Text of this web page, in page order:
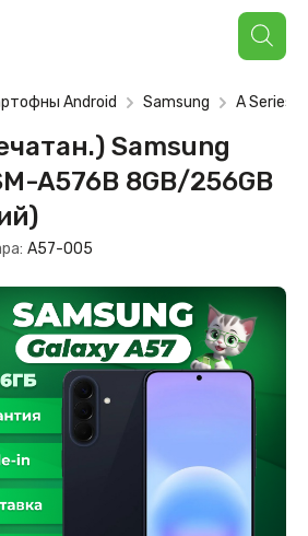
Поиск
товаров
Android Samsung A Series
Samsung
A576B 8GB/256GB
A57-005